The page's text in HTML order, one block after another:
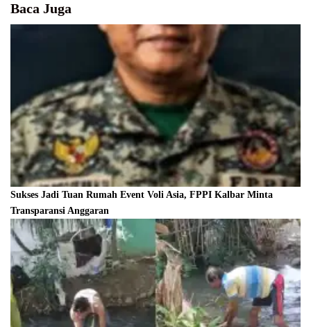
Baca Juga
Sukses Jadi Tuan Rumah Event Voli Asia, FPPI Kalbar Minta
Transparansi Anggaran